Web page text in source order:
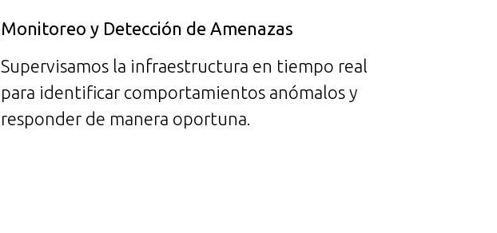
Monitoreo y Detección de Amenazas
Supervisamos la infraestructura en tiempo real
para identificar comportamientos anómalos y
responder de manera oportuna.